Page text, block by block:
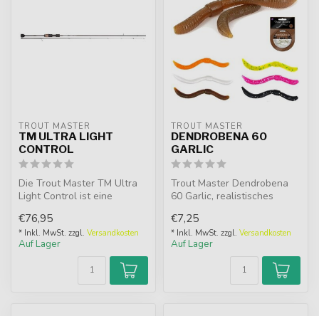
TROUT MASTER
TM ULTRA LIGHT
CONTROL
Die Trout Master TM Ultra
Light Control ist eine
d...
€76,95
* Inkl. MwSt. zzgl. Versandkosten
Auf Lager
TROUT MASTER
DENDROBENA 60
GARLIC
Trout Master Dendrobena
60 Garlic, realistisches
Knoblaucharoma. ...
€7,25
* Inkl. MwSt. zzgl. Versandkosten
Auf Lager